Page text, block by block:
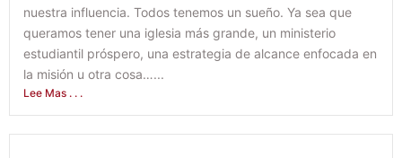
nuestra influencia. Todos tenemos un sueño. Ya sea que
queramos tener una iglesia más grande, un ministerio
estudiantil próspero, una estrategia de alcance enfocada en
la misión u otra cosa…...
Lee Mas . . .